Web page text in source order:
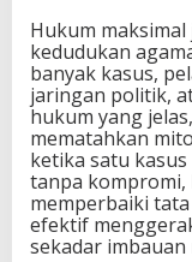
Hukum
kedudukan
banyak kasus,
jaringan politik,
hukum yang
mematahkan
ketika satu
tanpa
memperbaiki
efektif
sekadar imbauan